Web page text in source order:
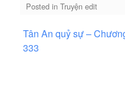
Posted in Truyện edit
Điều
hướng
Tân An quỷ sự –
333